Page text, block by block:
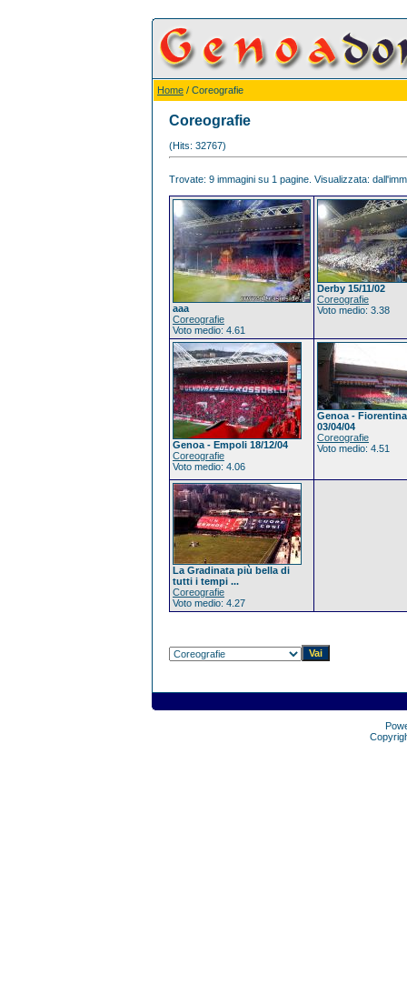
Home / Coreografie
Coreografie
(Hits: 32767)
Trovate: 9 immagini su 1 pagine. Visualizzata:
aaa
Coreografie
Voto medio: 4.61
Derby 15/11/02
Coreografie
Voto medio: 3.38
Genoa - Empoli 18/12/04
Coreografie
Voto medio: 4.06
Genoa - Fiorentina
03/04/04
Coreografie
Voto medio: 4.51
La Gradinata più bella di
tutti i tempi ...
Coreografie
Voto medio: 4.27